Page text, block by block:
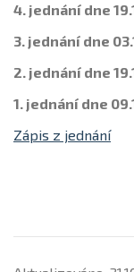
4. jednání dne
3. jednání dne
2. jednání dne
1. jednání dne
Zápis z jednání